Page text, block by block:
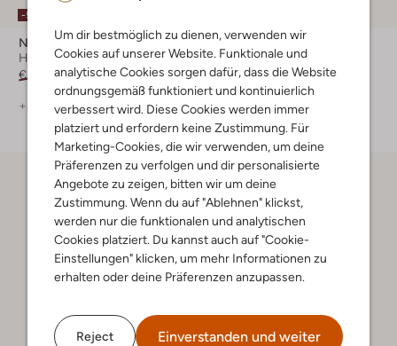
Um dir bestmöglich zu dienen, verwenden wir
Cookies auf unserer Website. Funktionale und
analytische Cookies sorgen dafür, dass die Website
ordnungsgemäß funktioniert und kontinuierlich
verbessert wird. Diese Cookies werden immer
platziert und erfordern keine Zustimmung. Für
Marketing-Cookies, die wir verwenden, um deine
Präferenzen zu verfolgen und dir personalisierte
Angebote zu zeigen, bitten wir um deine
Zustimmung. Wenn du auf "Ablehnen" klickst,
werden nur die funktionalen und analytischen
Cookies platziert. Du kannst auch auf "Cookie-
Einstellungen" klicken, um mehr Informationen zu
erhalten oder deine Präferenzen anzupassen.
Reject Einverstanden und weiter
-50%
Notre-V
Hohe Stiefel
€ 249,99 € 124,99
+ mehr farben
Inuovo
Hohe Stiefel
€ 199,99
+ mehr farben